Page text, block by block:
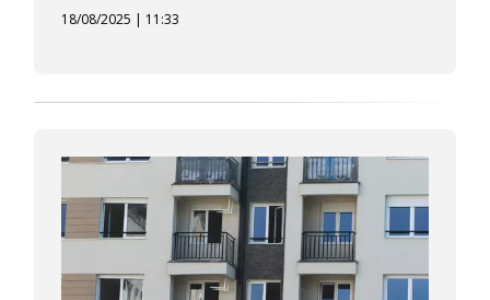
18/08/2025 | 11:33